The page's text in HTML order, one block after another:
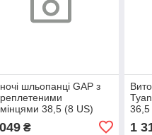
шльопанці GAP з
38,5 (8 US)
см Синій 1159844666
₴
36,5
1